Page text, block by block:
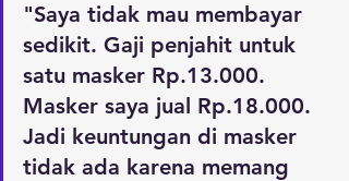
"Saya tidak mau membayar
sedikit. Gaji penjahit untuk
satu masker Rp.13.000.
Masker saya jual Rp.18.000.
Jadi keuntungan di masker
tidak ada karena memang